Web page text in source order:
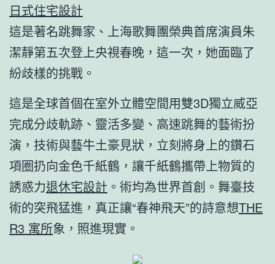
日式住宅設計
這是著名跳舞家、上海歌舞團榮典首席演員朱
潔靜第五次登上央視春晚，這一次，她面臨了
紛歧樣的挑戰。
這是全球首個在室外立體空間用雙3D獨立威亞
完成分歧軌跡、靈活多變、高速跳舞的藝術扮
演，技術與藝牛土豪見狀，立刻將身上的鑽石
項圈扔向金色千紙鶴，讓千紙鶴攜帶上物質的
誘惑力退休宅設計 。術均為世界首創。舞臺技
術的突飛猛進，真正讓“春神飛天”的詩意想THE
R3 寓所象，照進現實。